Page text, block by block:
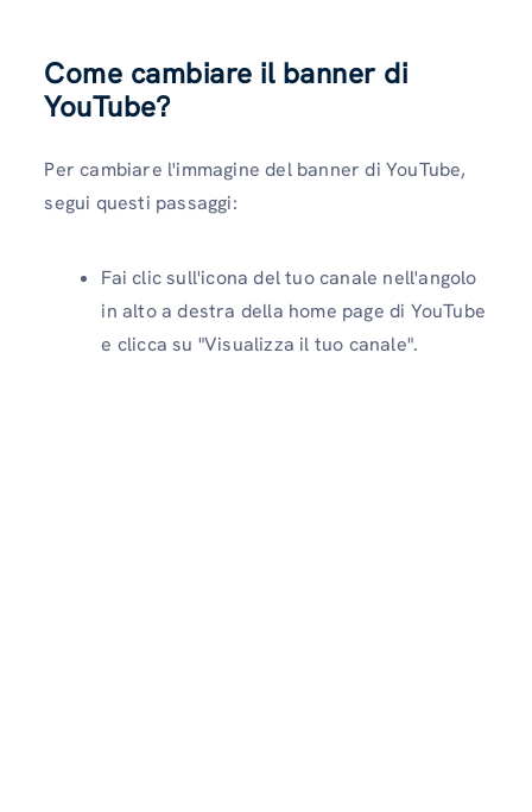
Come cambiare il banner di
YouTube?
Per cambiare l'immagine del banner di YouTube,
segui questi passaggi:
Fai clic sull'icona del tuo canale nell'angolo
in alto a destra della home page di YouTube
e clicca su "Visualizza il tuo canale".